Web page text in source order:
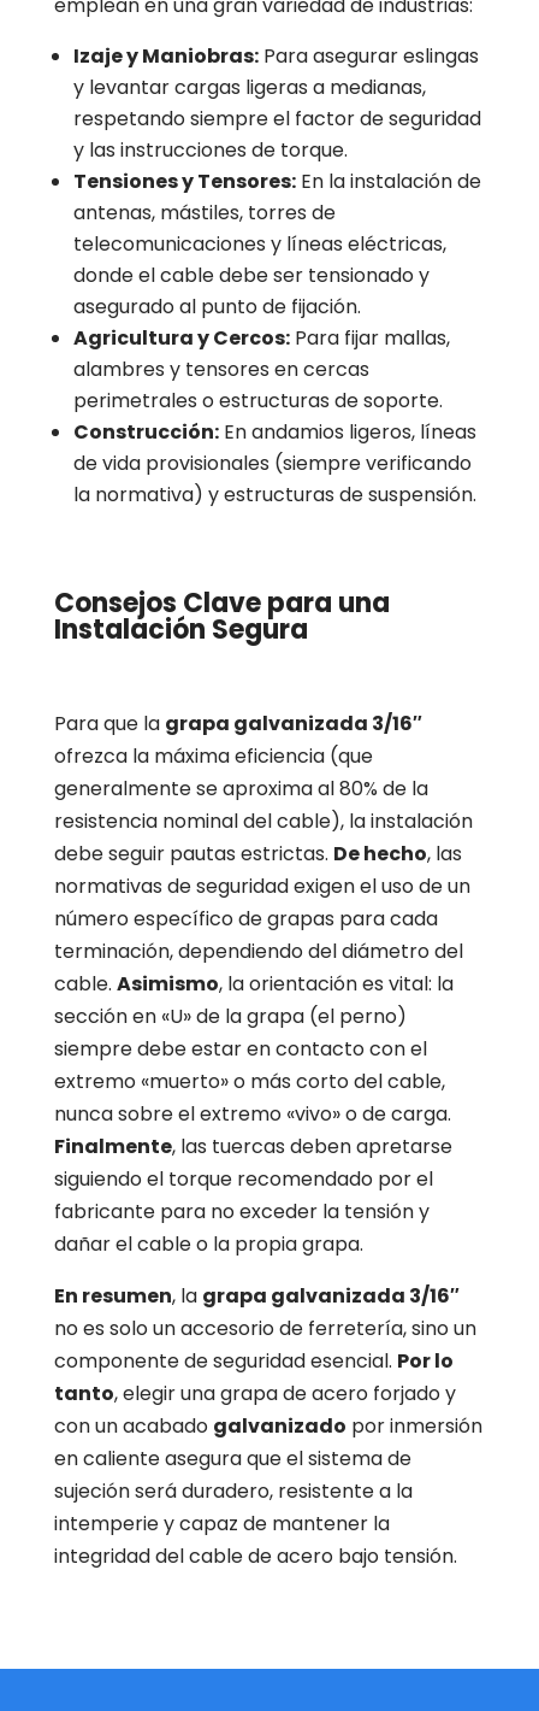
emplean en una gran variedad de industrias:
Izaje y Maniobras:Para asegurar eslingas
y levantar cargas ligeras a medianas,
respetando siempre el factor de seguridad
y las instrucciones de torque.
Tensiones y Tensores:En la instalación de
antenas, mástiles, torres de
telecomunicaciones y líneas eléctricas,
donde el cable debe ser tensionado y
asegurado al punto de fijación.
Agricultura y Cercos:Para fijar mallas,
alambres y tensores en cercas
perimetrales o estructuras de soporte.
Construcción:En andamios ligeros, líneas
de vida provisionales (siempre verificando
la normativa) y estructuras de suspensión.
Consejos Clave para una
Instalación Segura
Para que la grapa galvanizada 3/16″
ofrezca la máxima eficiencia (que
generalmente se aproxima al 80% de la
resistencia nominal del cable), la instalación
debe seguir pautas estrictas. De hecho, las
normativas de seguridad exigen el uso de un
número específico de grapas para cada
terminación, dependiendo del diámetro del
cable. Asimismo, la orientación es vital: la
sección en «U» de la grapa (el perno)
siempre debe estar en contacto con el
extremo «muerto» o más corto del cable,
nunca sobre el extremo «vivo» o de carga.
Finalmente, las tuercas deben apretarse
siguiendo el torque recomendado por el
fabricante para no exceder la tensión y
dañar el cable o la propia grapa.
En resumen, la grapa galvanizada 3/16″
no es solo un accesorio de ferretería, sino un
componente de seguridad esencial. Por lo
tanto, elegir una grapa de acero forjado y
con un acabado galvanizado por inmersión
en caliente asegura que el sistema de
sujeción será duradero, resistente a la
intemperie y capaz de mantener la
integridad del cable de acero bajo tensión.